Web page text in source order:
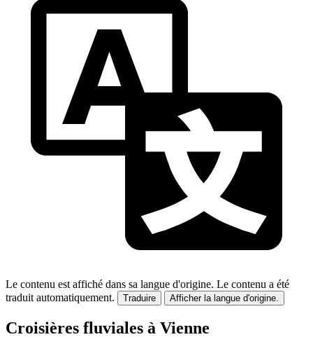
Le contenu est affiché dans sa langue d'origine. Le contenu a été
traduit automatiquement.
Traduire Afficher la langue d'origine.
Croisières fluviales à Vienne